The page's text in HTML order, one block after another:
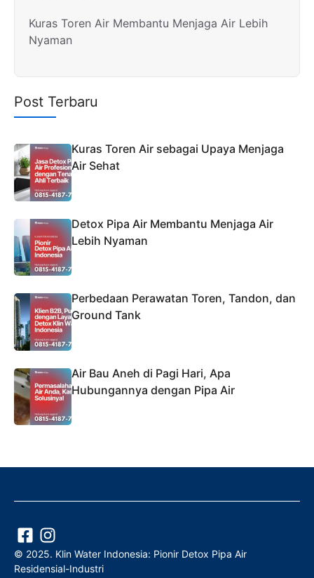
Kuras Toren Air Membantu Menjaga Air Lebih
Nyaman
Post Terbaru
Kuras Toren Air sebagai Upaya Menjaga
Air Sehat
Detox Pipa Air Membantu Menjaga Air
Lebih Nyaman
Perbedaan Perawatan Toren, Tandon, dan
Ground Tank
Air Bau Aneh di Pagi Hari, Apa
Hubungannya dengan Pipa Air
© 2025. Klin Water Indonesia: Pionir Detox Pipa Air
Residensial-Industri